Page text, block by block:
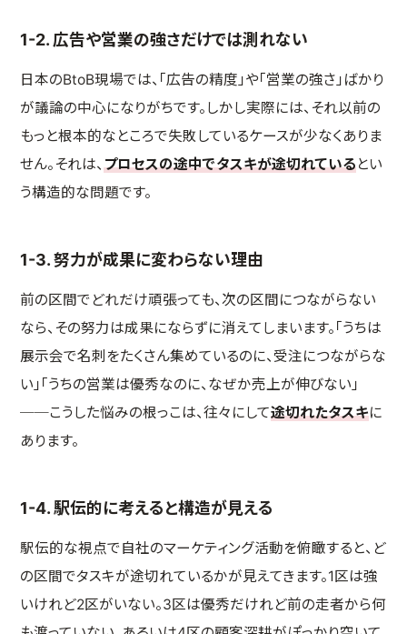
1-2. 広告や営業の強さだけでは測れない
日本のBtoB現場では、「広告の精度」や「営業の強さ」ばかり
が議論の中心になりがちです。しかし実際には、それ以前の
もっと根本的なところで失敗しているケースが少なくありま
せん。それは、プロセスの途中でタスキが途切れているとい
う構造的な問題です。
1-3. 努力が成果に変わらない理由
前の区間でどれだけ頑張っても、次の区間につながらない
なら、その努力は成果にならずに消えてしまいます。「うちは
展示会で名刺をたくさん集めているのに、受注につながらな
い」「うちの営業は優秀なのに、なぜか売上が伸びない」
──こうした悩みの根っこは、往々にして途切れたタスキに
あります。
1-4. 駅伝的に考えると構造が見える
駅伝的な視点で自社のマーケティング活動を俯瞰すると、ど
の区間でタスキが途切れているかが見えてきます。1区は強
いけれど2区がいない。3区は優秀だけれど前の走者から何